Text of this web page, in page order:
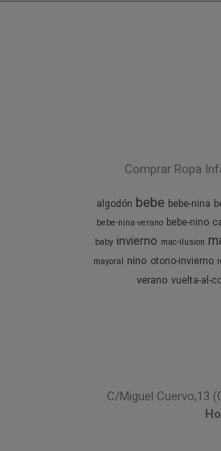
Comprar Ropa
algodón bebe bebe-nina
bebe-nina-verano bebe-nino
baby invierno mac-ilusion
mayoral
nino otono-invierno
verano vuelta-al-
C/Miguel Cuervo,13